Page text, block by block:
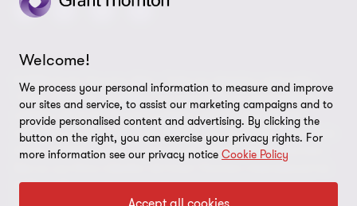
© 2026 Grant Thornton Perú - Todos los derechos reservados.
“Grant Thornton” se refiere a la marca bajo la cual las firmas
miembro de Grant Thornton prestan servicios de auditoría,
impuestos y consultoría a sus clientes, y/o se refiere a una o más
firmas miembro, según lo requiera el contexto. Grant Thornton
(GTIL). GTIL y las firmas miembro no forman una sociedad
Welcome!
We process your personal information to measure and improve
our sites and service, to assist our marketing campaigns and to
provide personalised content and advertising. By clicking the
button on the right, you can exercise your privacy rights. For
more information see our privacy notice Cookie Policy